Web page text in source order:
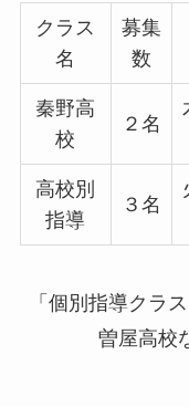
クラス
名
募集
数
秦野高
校
２名
高校別
指導
３名
「個別指導クラ
曽屋高校